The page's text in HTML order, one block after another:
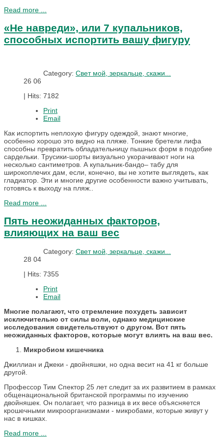
Read more ...
«Не навреди», или 7 купальников,
способных испортить вашу фигуру
Category: Свет мой, зеркальце, скажи...
26 06
| Hits: 7182
Print
Email
Как испортить неплохую фигуру одеждой, знают многие,
особенно хорошо это видно на пляже. Тонкие бретели лифа
способны превратить обладательницу пышных форм в подобие
сардельки. Трусики-шорты визуально укорачивают ноги на
несколько сантиметров. А купальник-бандо– табу для
широкоплечих дам, если, конечно, вы не хотите выглядеть, как
гладиатор. Эти и многие другие особенности важно учитывать,
готовясь к выходу на пляж..
Read more ...
Пять неожиданных факторов,
влияющих на ваш вес
Category: Свет мой, зеркальце, скажи...
28 04
| Hits: 7355
Print
Email
Многие полагают, что стремление похудеть зависит
исключительно от силы воли, однако медицинские
исследования свидетельствуют о другом. Вот пять
неожиданных факторов, которые могут влиять на ваш вес.
Микробиом кишечника
Джиллиан и Джеки - двойняшки, но одна весит на 41 кг больше
другой.
Профессор Тим Спектор 25 лет следит за их развитием в рамках
общенациональной британской программы по изучению
двойняшек. Он полагает, что разница в их весе объясняется
крошечными микроорганизмами - микробами, которые живут у
нас в кишках.
Read more ...